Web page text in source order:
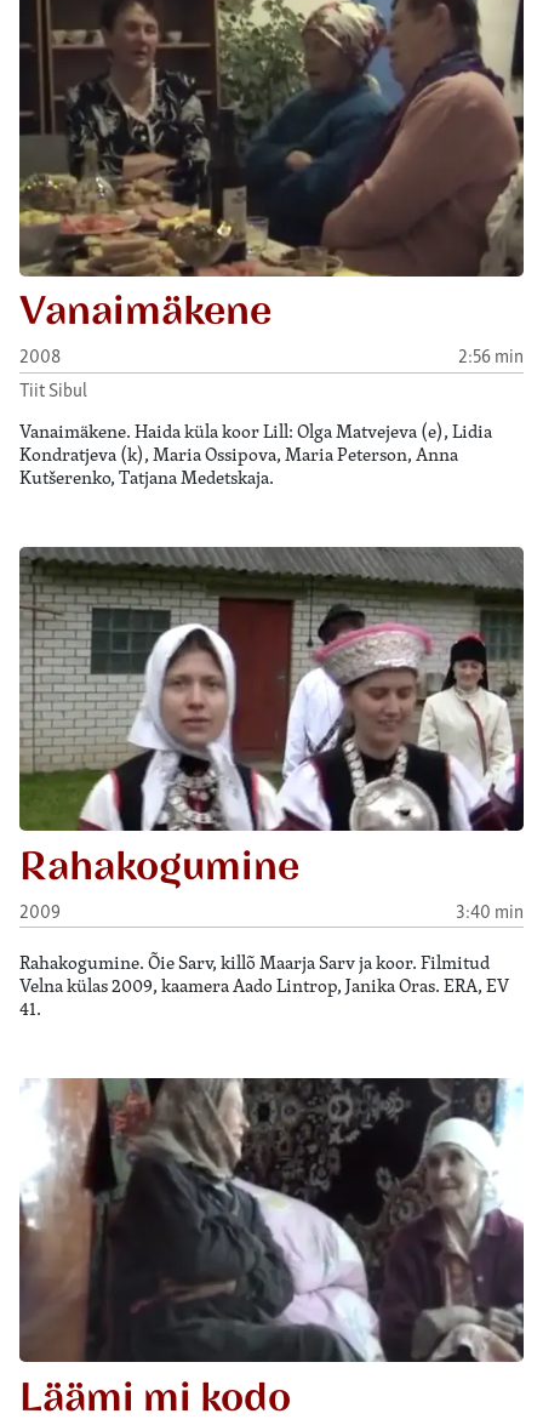
Vanaimäkene
2008
2:56 min
Tiit Sibul
Vanaimäkene. Haida küla koor Lill: Olga Matvejeva (e), Lidia
Kondratjeva (k), Maria Ossipova, Maria Peterson, Anna
Kutšerenko, Tatjana Medetskaja.
Rahakogumine
2009 3:40 min
Rahakogumine. Õie Sarv, killõ Maarja Sarv ja koor. Filmitud
Velna külas 2009, kaamera Aado Lintrop, Janika Oras. ERA, EV
41.
Läämi mi kodo